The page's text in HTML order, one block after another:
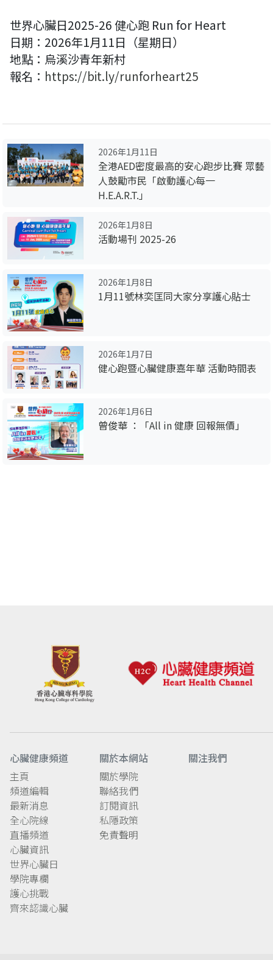
世界心臟日2025-26 健心跑 Run for Heart
日期：2026年1月11日（星期日）
地點：烏溪沙青年新村
報名： https://bit.ly/runforheart25
2026年1月11日
全港AED密度最高的安心跑步比賽 眾藝
人鼓勵市民「啟動護心每一
H.E.A.R.T.」
2026年1月8日
活動場刊 2025-26
2026年1月8日
1月11號林奕匡同大家分享護心貼士
2026年1月7日
健心跑暨心臟健康嘉年華 活動時間表
2026年1月6日
曾俊華 ：「All in 健康 回報無價」
心臟健康頻道
主頁
頻道編輯
最新消息
全心院線
直播頻道
心臟資訊
世界心臟日
學院專欄
護心挑戰
齊來認識心臟
關於本網站
關於學院
聯絡我們
訂閱資訊
私隱政策
免責聲明
關注我們